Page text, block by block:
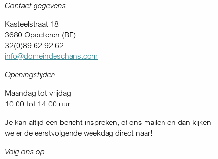
Contact gegevens
Kasteelstraat 18
3680 Opoeteren (BE)
32(0)89 62 92 62
info@domeindeschans.com
Openingstijden
Maandag tot vrijdag
10.00 tot 14.00 uur
Je kan altijd een bericht inspreken, of ons mailen en dan kijken
we er de eerstvolgende weekdag direct naar!
Volg ons op